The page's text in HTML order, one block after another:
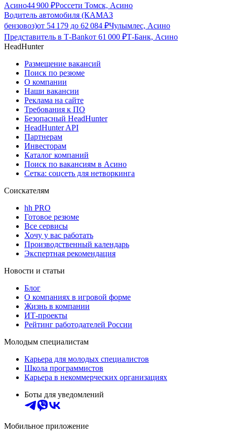
Асино44 900 ₽Россети Томск, Асино
Водитель автомобиля (КАМАЗ
бензовоз)от 54 179 до 62 084 ₽Чулымлес, Асино
Представитель в Т-Bankот 61 000 ₽Т-Банк, Асино
HeadHunter
Размещение вакансий
Поиск по резюме
О компании
Наши вакансии
Реклама на сайте
Требования к ПО
Безопасный HeadHunter
HeadHunter API
Партнерам
Инвесторам
Каталог компаний
Поиск по вакансиям в Асино
Сетка: соцсеть для нетворкинга
Соискателям
hh PRO
Готовое резюме
Все сервисы
Хочу у вас работать
Производственный календарь
Экспертная рекомендация
Новости и статьи
Блог
О компаниях в игровой форме
Жизнь в компании
ИТ-проекты
Рейтинг работодателей России
Молодым специалистам
Карьера для молодых специалистов
Школа программистов
Карьера в некоммерческих организациях
Боты для уведомлений
Мобильное приложение